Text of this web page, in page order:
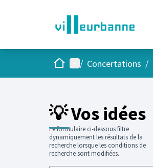
AccueilMenu principal
/ Concertations /
💡 Vos idées
Le formulaire ci-dessous filtre
dynamiquement les résultats de la
recherche lorsque les conditions de
recherche sont modifiées.